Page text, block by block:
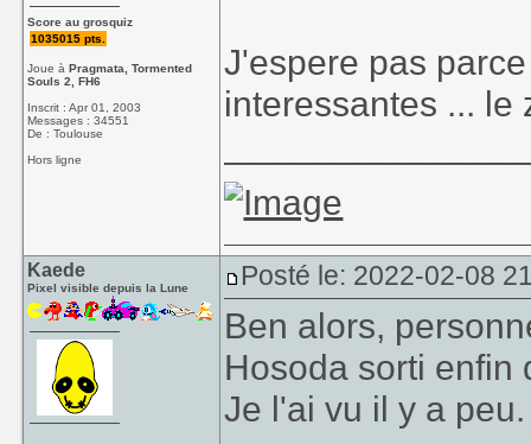
Score au grosquiz
1035015 pts.
Joue àPragmata, Tormented
Souls 2, FH6
Inscrit : Apr 01, 2003
Messages : 34551
De : Toulouse
Hors ligne
J'espere pas
interessantes ... le
Kaede
Pixel visible depuis la Lune Posté le: 2022-02-08
Ben alors,
Hosoda sorti enfin
Je l'ai vu il y a peu.